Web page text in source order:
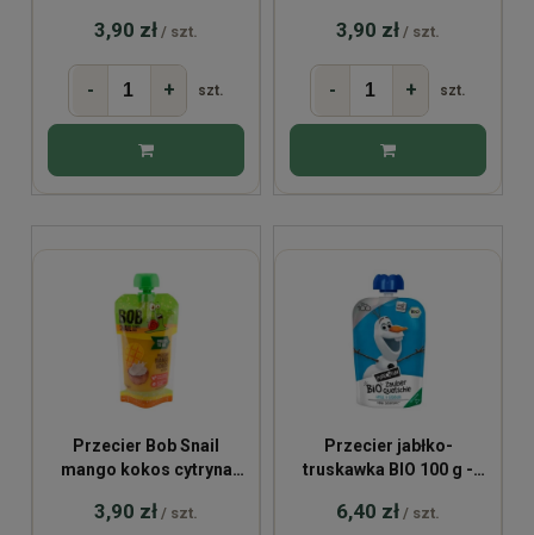
3,90 zł / szt.
- + szt.
3,90 zł / szt.
- + szt.
Przecier Bob Snail
mango kokos cytryna
3,90 zł / szt.
Przecier jabłko-
truskawka BIO 100 g -
6,40 zł / szt.